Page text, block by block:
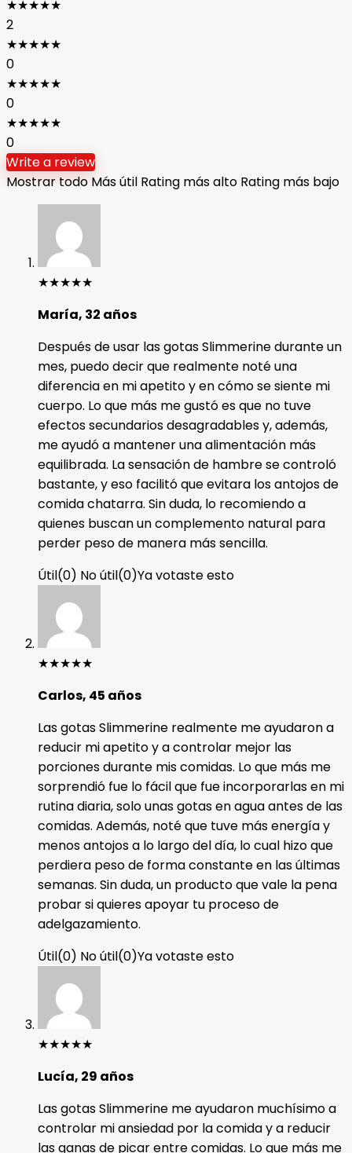
★★★★★
2
★★★★★
0
★★★★★
0
★★★★★
0
Write a review
Mostrar todo Más útil Rating más alto Rating más bajo
★★★★★
María, 32 años
Después de usar las gotas Slimmerine durante un
mes, puedo decir que realmente noté una
diferencia en mi apetito y en cómo se siente mi
cuerpo. Lo que más me gustó es que no tuve
efectos secundarios desagradables y, además,
me ayudó a mantener una alimentación más
equilibrada. La sensación de hambre se controló
bastante, y eso facilitó que evitara los antojos de
comida chatarra. Sin duda, lo recomiendo a
quienes buscan un complemento natural para
perder peso de manera más sencilla.
Útil(0) No útil(0)Ya votaste esto
★★★★★
Carlos, 45 años
Las gotas Slimmerine realmente me ayudaron a
reducir mi apetito y a controlar mejor las
porciones durante mis comidas. Lo que más me
sorprendió fue lo fácil que fue incorporarlas en mi
rutina diaria, solo unas gotas en agua antes de las
comidas. Además, noté que tuve más energía y
menos antojos a lo largo del día, lo cual hizo que
perdiera peso de forma constante en las últimas
semanas. Sin duda, un producto que vale la pena
probar si quieres apoyar tu proceso de
adelgazamiento.
Útil(0) No útil(0)Ya votaste esto
★★★★★
Lucía, 29 años
Las gotas Slimmerine me ayudaron muchísimo a
controlar mi ansiedad por la comida y a reducir
las ganas de picar entre comidas. Lo que más me